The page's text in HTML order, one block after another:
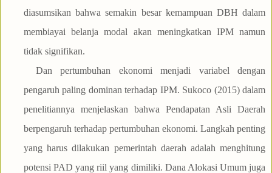
diasumsikan bahwa semakin besar kemampuan DBH dalam
membiayai belanja modal akan meningkatkan IPM namun
tidak signifikan.
Dan pertumbuhan ekonomi menjadi variabel dengan
pengaruh paling dominan terhadap IPM. Sukoco (2015) dalam
penelitiannya menjelaskan bahwa Pendapatan Asli Daerah
berpengaruh terhadap pertumbuhan ekonomi. Langkah penting
yang harus dilakukan pemerintah daerah adalah menghitung
potensi PAD yang riil yang dimiliki. Dana Alokasi Umum juga